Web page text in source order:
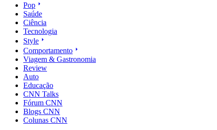
Pop
Saúde
Ciência
Tecnologia
Style
Comportamento
Viagem & Gastronomia
Review
Auto
Educação
CNN Talks
Fórum CNN
Blogs CNN
Colunas CNN